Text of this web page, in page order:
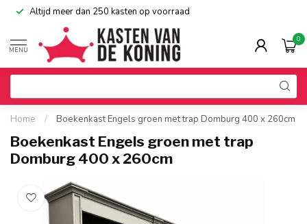
Altijd meer dan 250 kasten op voorraad
MENU
0
Home / Boekenkast Engels groen met trap Domburg 400 x 260cm
Boekenkast Engels groen met trap
Domburg 400 x 260cm